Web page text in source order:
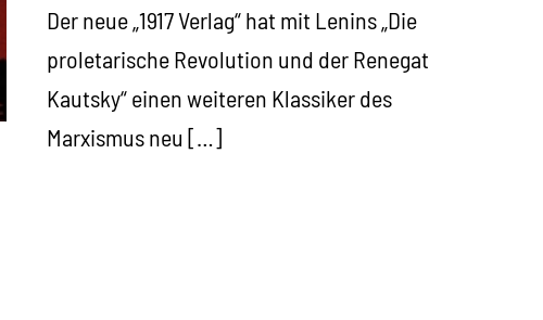
Der neue „1917 Verlag“ hat mit Lenins „Die
proletarische Revolution und der Renegat
Kautsky“ einen weiteren Klassiker des
Marxismus neu […]